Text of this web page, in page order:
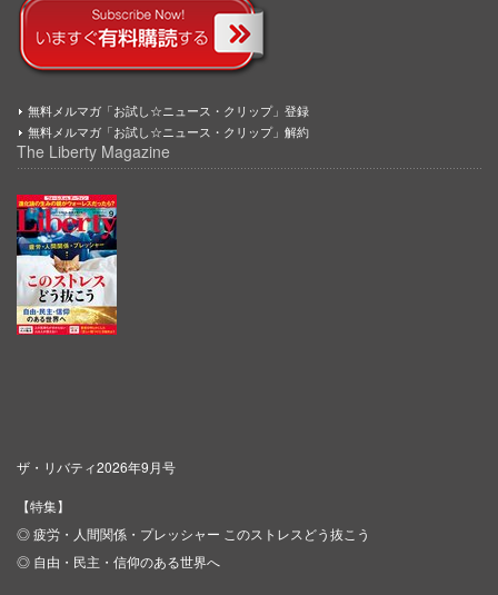
無料メルマガ「お試し☆ニュース・クリップ」登録
無料メルマガ「お試し☆ニュース・クリップ」解約
The Liberty Magazine
ザ・リバティ2026年9月号
【特集】
◎ 疲労・人間関係・プレッシャー このストレスどう抜こう
◎ 自由・民主・信仰のある世界へ